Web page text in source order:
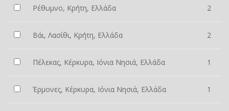
Ρέθυμνο, Κρήτη, Ελλάδα 2
Βάι, Λασίθι, Κρήτη, Ελλάδα 2
Πέλεκας, Κέρκυρα, Ιόνια Νησιά, Ελλάδα 1
Έρμονες, Κέρκυρα, Ιόνια Νησιά, Ελλάδα 1